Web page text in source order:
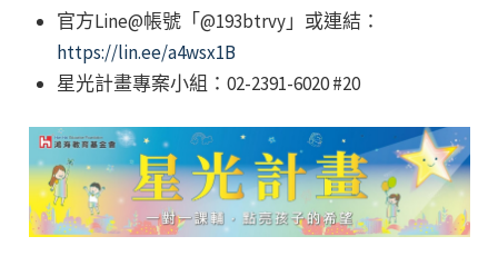
官方Line@帳號「@193btrvy」或連結：
https://lin.ee/a4wsx1B
星光計畫專案小組：02-2391-6020 #20